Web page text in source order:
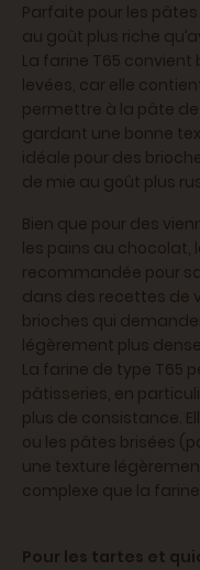
Parfaite pour les
au goût plus riche
La farine T65
levées, car elle
permettre à la pâte
gardant une bonne
idéale pour des
de mie au goût plus
Bien que pour des
les pains au chocolat,
recommandée pour
dans des recettes de
brioches qui
légèrement plus
La farine de type T65
pâtisseries, en
plus de consistance.
ou les pâtes brisées
une texture
complexe que la
Pour les tartes et